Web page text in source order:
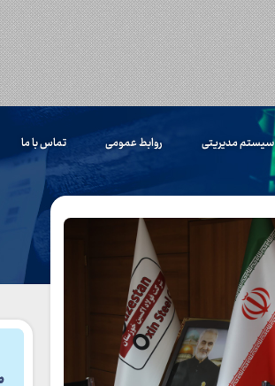
سیستم مدیریتی روابط عمومی تماس با ما